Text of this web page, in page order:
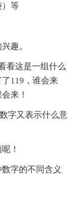
）等
趣。
看这是一组什么
119，谁会来
来！
字又表示什么意
！
字的不同含义